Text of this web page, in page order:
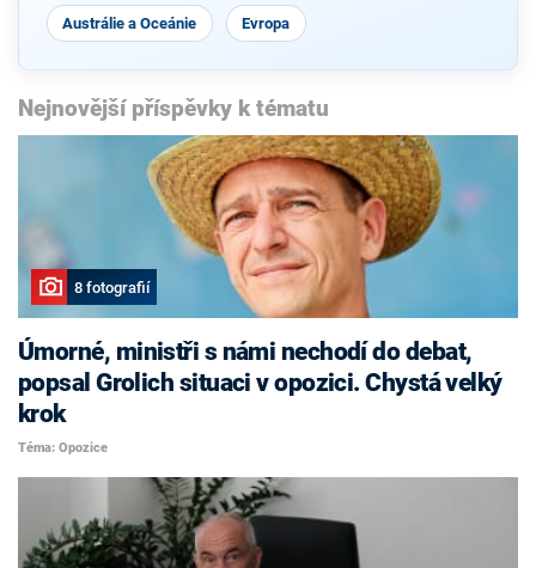
Austrálie a Oceánie Evropa
Nejnovější příspěvky k tématu
8 fotografií
Úmorné, ministři s námi nechodí do debat,
popsal Grolich situaci v opozici. Chystá velký
krok
Téma: Opozice